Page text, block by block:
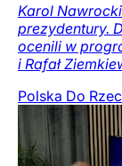
Karol
prezydentury.
ocenili w
i Rafał
Polska Do